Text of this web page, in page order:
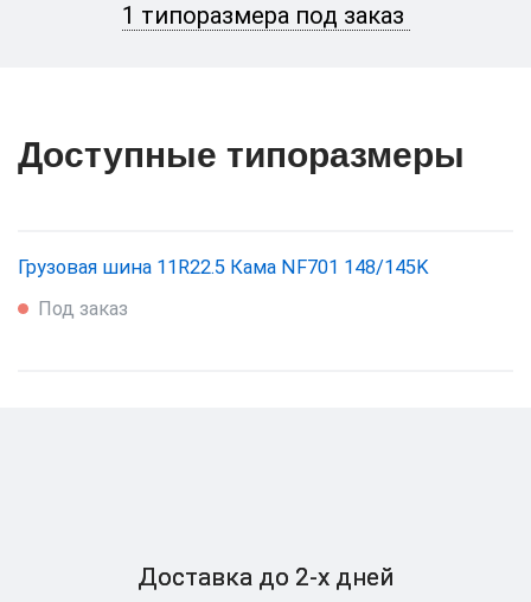
1 типоразмера под заказ
Доступные типоразмеры
Грузовая шина 11R22.5 Кама NF701 148/145K
Под заказ
Доставка до 2-x дней